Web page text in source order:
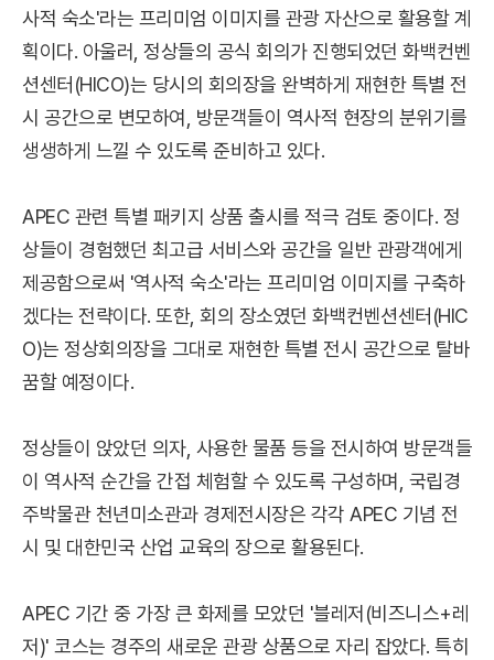
사적 숙소'라는 프리미엄 이미지를 관광 자산으로 활용할 계
획이다. 아울러, 정상들의 공식 회의가 진행되었던 화백컨벤
션센터(HICO)는 당시의 회의장을 완벽하게 재현한 특별 전
시 공간으로 변모하여, 방문객들이 역사적 현장의 분위기를
생생하게 느낄 수 있도록 준비하고 있다.
APEC 관련 특별 패키지 상품 출시를 적극 검토 중이다. 정
상들이 경험했던 최고급 서비스와 공간을 일반 관광객에게
제공함으로써 '역사적 숙소'라는 프리미엄 이미지를 구축하
겠다는 전략이다. 또한, 회의 장소였던 화백컨벤션센터(HIC
O)는 정상회의장을 그대로 재현한 특별 전시 공간으로 탈바
꿈할 예정이다.
정상들이 앉았던 의자, 사용한 물품 등을 전시하여 방문객들
이 역사적 순간을 간접 체험할 수 있도록 구성하며, 국립경
주박물관 천년미소관과 경제전시장은 각각 APEC 기념 전
시 및 대한민국 산업 교육의 장으로 활용된다.
APEC 기간 중 가장 큰 화제를 모았던 '블레저(비즈니스+레
저)' 코스는 경주의 새로운 관광 상품으로 자리 잡았다. 특히